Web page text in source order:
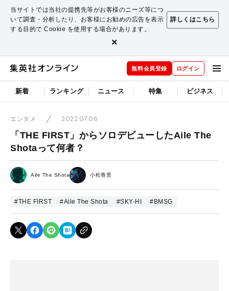
当サイトでは当社の提携先等がお客様のニーズ等につ
いて調査・分析したり、お客様にお勧めの広告を表示
する目的で Cookie を使用する場合があります。
詳しくはこちら
×
無料会員登録 ログイン
新着 ランキング ニュース 特集 ビジネス
エンタメ 2022.07.06
「THE FIRST」からソロデビューしたAile The
Shotaって何者？
Aile The Shota 小松香里
#THE FIRST #Aile The Shota #SKY-HI #BMSG